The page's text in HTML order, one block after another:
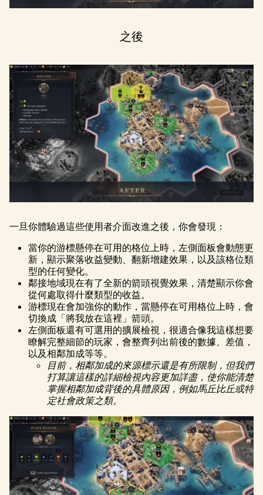
之後
一旦你體驗過這些使用者介面改進之後，你會發現：
當你的游標懸停在可用的格位上時，左側面板會動態更
新，顯示聚落收益變動、翻新增建效果，以及該格位類
型的任何變化。
鄰接地域現在有了全新的箭頭視覺效果，清楚顯示你會
從何處取得什麼類型的收益。
游標現在會加強你的動作，當懸停在可用格位上時，會
切換成「將我放在這裡」箭頭。
左側面板還有可選用的擴展檢視，很適合像我這樣想要
瞭解完整細節的玩家，會整齊列出前後的數據、差值，
以及相鄰加成等等。
目前，相鄰加成的來源標示還是有所限制，但我們
打算讓這樣的詳細檢視內容更加詳盡，使你能清楚
掌握相鄰加成背後的具體原因，例如馬丘比丘或特
定社會政策之類。